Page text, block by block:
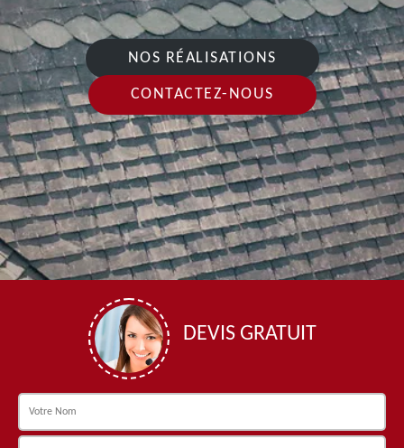
NOS RÉALISATIONS
CONTACTEZ-NOUS
DEVIS GRATUIT